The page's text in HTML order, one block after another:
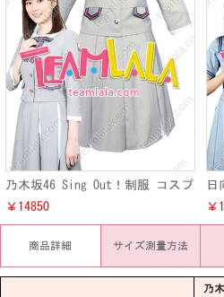
乃木坂46 Sing Out！制服 コスプ
レ衣装 乃木坂 シングル 衣装 服
￥14850
日
ド
￥
商品詳細 サイズ測量方法
乃